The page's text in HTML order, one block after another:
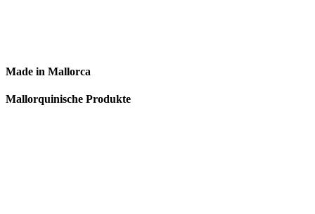
Made in Mallorca
Mallorquinische Produkte